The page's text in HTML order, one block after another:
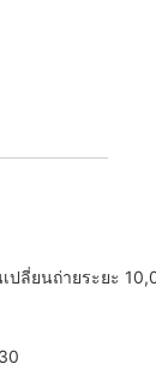
ลี่ยนถ่ายระยะ